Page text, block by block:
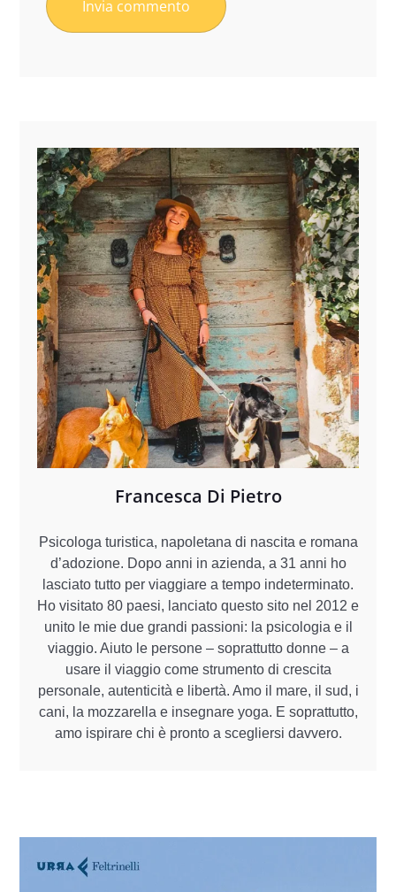
Francesca Di Pietro
Psicologa turistica, napoletana di nascita e romana
d’adozione. Dopo anni in azienda, a 31 anni ho
lasciato tutto per viaggiare a tempo indeterminato.
Ho visitato 80 paesi, lanciato questo sito nel 2012 e
unito le mie due grandi passioni: la psicologia e il
viaggio. Aiuto le persone – soprattutto donne – a
usare il viaggio come strumento di crescita
personale, autenticità e libertà. Amo il mare, il sud, i
cani, la mozzarella e insegnare yoga. E soprattutto,
amo ispirare chi è pronto a scegliersi davvero.